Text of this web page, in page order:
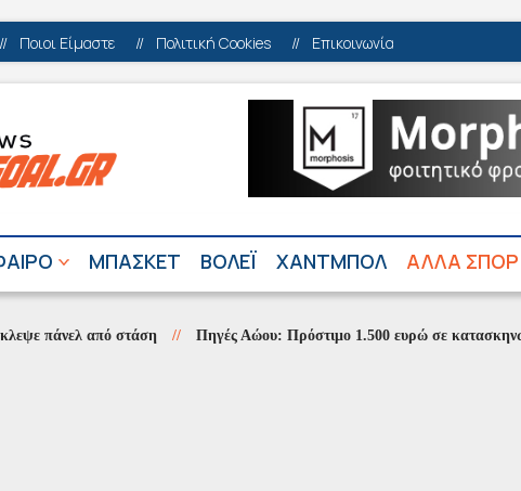
// Ποιοι Είμαστε // Πολιτική Cookies // Επικοινωνία
ΜΠΑΣΚΕΤ ΒΟΛΕΪ ΧΑΝΤΜΠΟΛ ΑΛΛΑ ΣΠΟΡ
από στάση // Πηγές Αώου: Πρόστιμο 1.500 ευρώ σε κατασκηνωτή //